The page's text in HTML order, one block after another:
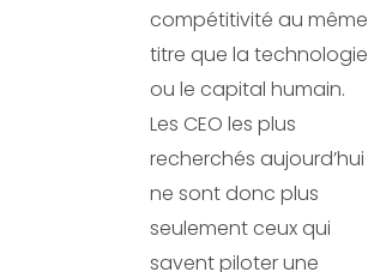
compétitivité au même
titre que la technologie
ou le capital humain.
Les CEO les plus
recherchés aujourd’hui
ne sont donc plus
seulement ceux qui
savent piloter une